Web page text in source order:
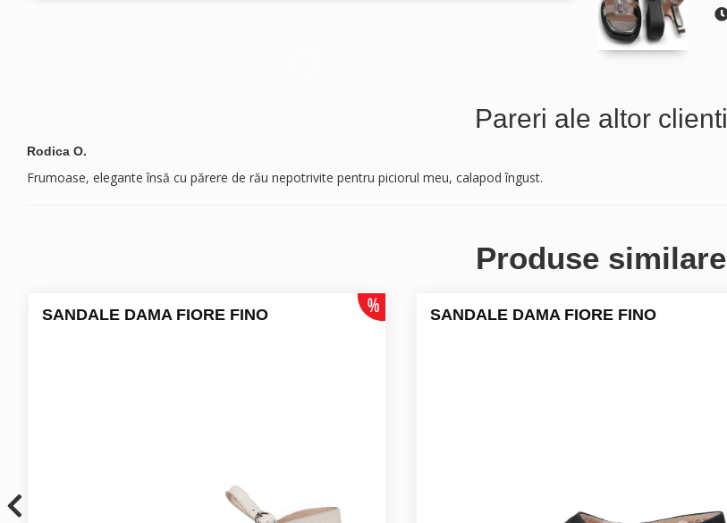
Pareri ale altor clienti
Rodica O.
Frumoase, elegante însă cu părere de rău nepotrivite pentru piciorul meu, calapod îngust.
Produse similare
SANDALE DAMA FIORE FINO SANDALE DAMA FIORE FINO